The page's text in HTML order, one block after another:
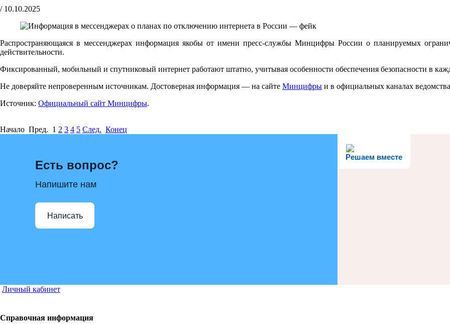
/ 10.10.2025
Распространяющаяся в мессенджерах информация якобы от имени пресс-службы Минцифры России о планируемых
действительности.
Фиксированный, мобильный и спутниковый интернет работают штатно, учитывая особенности обеспечения безопасности в
Не доверяйте непроверенным источникам. Достоверная информация — на сайте Минцифры и в официальных каналах
Источник: Официальный сайт Минцифры.
Начало Пред. 1 2 3 4 5 След. Конец
Решаем вместе
Есть вопрос?
Напишите нам
Написать
Личный кабинет
Справочная информация